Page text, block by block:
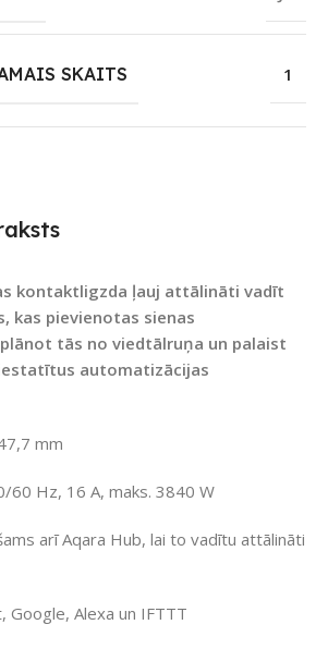
kontaktligzda ļauj attālināti vadīt
kas pievienotas sienas
tās no viedtālruņa un palaist
automatizācijas
mm
60 Hz, 16 A, maks. 3840 W
arī Aqara Hub, lai to vadītu attālināti
Google, Alexa un IFTTT
SKAITS 1